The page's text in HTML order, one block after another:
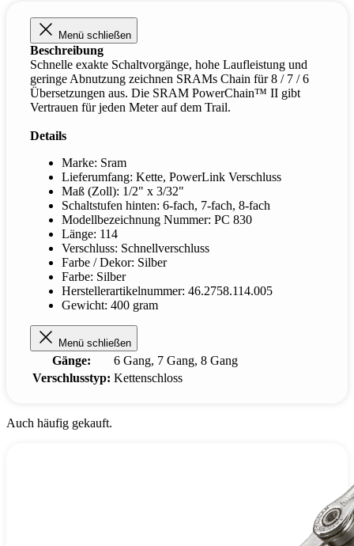
Menü schließen
Beschreibung
Schnelle exakte Schaltvorgänge, hohe Laufleistung und
geringe Abnutzung zeichnen SRAMs Chain für 8 / 7 / 6
Übersetzungen aus. Die SRAM PowerChain™ II gibt
Vertrauen für jeden Meter auf dem Trail.
Details
Marke: Sram
Lieferumfang: Kette, PowerLink Verschluss
Maß (Zoll): 1/2" x 3/32"
Schaltstufen hinten: 6-fach, 7-fach, 8-fach
Modellbezeichnung Nummer: PC 830
Länge: 114
Verschluss: Schnellverschluss
Farbe / Dekor: Silber
Farbe: Silber
Herstellerartikelnummer: 46.2758.114.005
Gewicht: 400 gram
Menü schließen
Gänge: 6 Gang, 7 Gang, 8 Gang
Verschlusstyp: Kettenschloss
Auch häufig gekauft.